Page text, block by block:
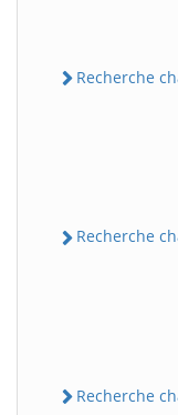
Recherche
Recherche
Recherche